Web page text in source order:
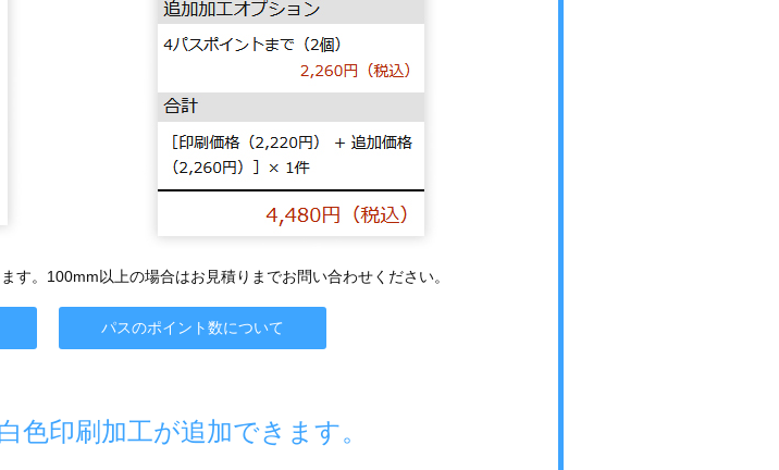
。100mm以上の場合はお見積りまでお問い合わせください。
パスのポイント数について
色印刷加工が追加できます。